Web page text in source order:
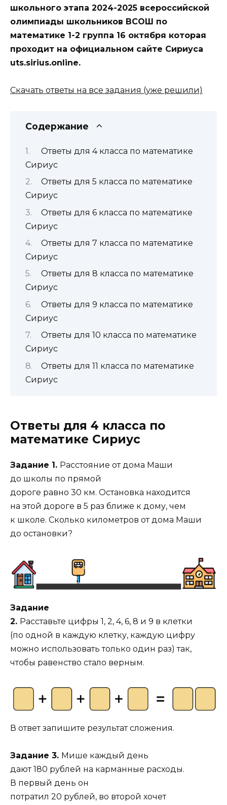
школьного этапа 2024-2025 всероссийской
олимпиады школьников ВСОШ по
математике 1-2 группа 16 октября которая
проходит на официальном сайте Сириуса
uts.sirius.online.
Скачать ответы на все задания (уже решили)
Содержание
Ответы для 4 класса по математике
Сириус
Ответы для 5 класса по математике
Сириус
Ответы для 6 класса по математике
Сириус
Ответы для 7 класса по математике
Сириус
Ответы для 8 класса по математике
Сириус
Ответы для 9 класса по математике
Сириус
Ответы для 10 класса по математике
Сириус
Ответы для 11 класса по математике
Сириус
Ответы для 4 класса по
математике Сириус
Задание 1. Расстояние от дома Маши
до школы по прямой
дороге равно 30 км. Остановка находится
на этой дороге в 5 раз ближе к дому, чем
к школе. Сколько километров от дома Маши
до остановки?
Задание
2. Расставьте цифры 1, 2, 4, 6, 8 и 9 в клетки
(по одной в каждую клетку, каждую цифру
можно использовать только один раз) так,
чтобы равенство стало верным.
В ответ запишите результат сложения.
Задание 3. Мише каждый день
дают 180 рублей на карманные расходы.
В первый день он
потратил 20 рублей, во второй хочет